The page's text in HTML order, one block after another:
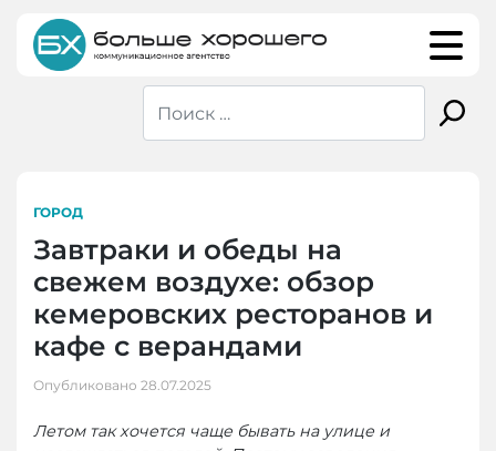
content
ГОРОД
Завтраки и обеды на
свежем воздухе: обзор
кемеровских ресторанов и
кафе с верандами
Опубликовано 28.07.2025
Летом так хочется чаще бывать на улице и